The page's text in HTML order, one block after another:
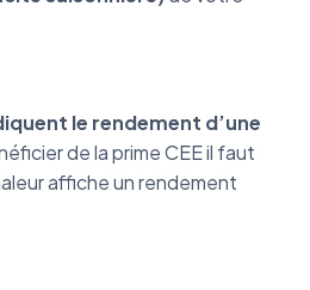
le rendement d’une
de la prime CEE il faut
affiche un rendement